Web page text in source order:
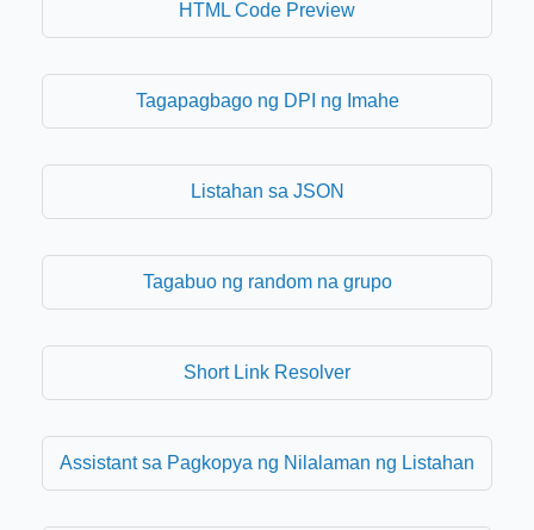
HTML Code Preview
Tagapagbago ng DPI ng Imahe
Listahan sa JSON
Tagabuo ng random na grupo
Short Link Resolver
Assistant sa Pagkopya ng Nilalaman ng Listahan